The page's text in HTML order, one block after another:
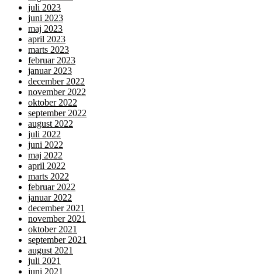
juli 2023
juni 2023
maj 2023
april 2023
marts 2023
februar 2023
januar 2023
december 2022
november 2022
oktober 2022
september 2022
august 2022
juli 2022
juni 2022
maj 2022
april 2022
marts 2022
februar 2022
januar 2022
december 2021
november 2021
oktober 2021
september 2021
august 2021
juli 2021
juni 2021